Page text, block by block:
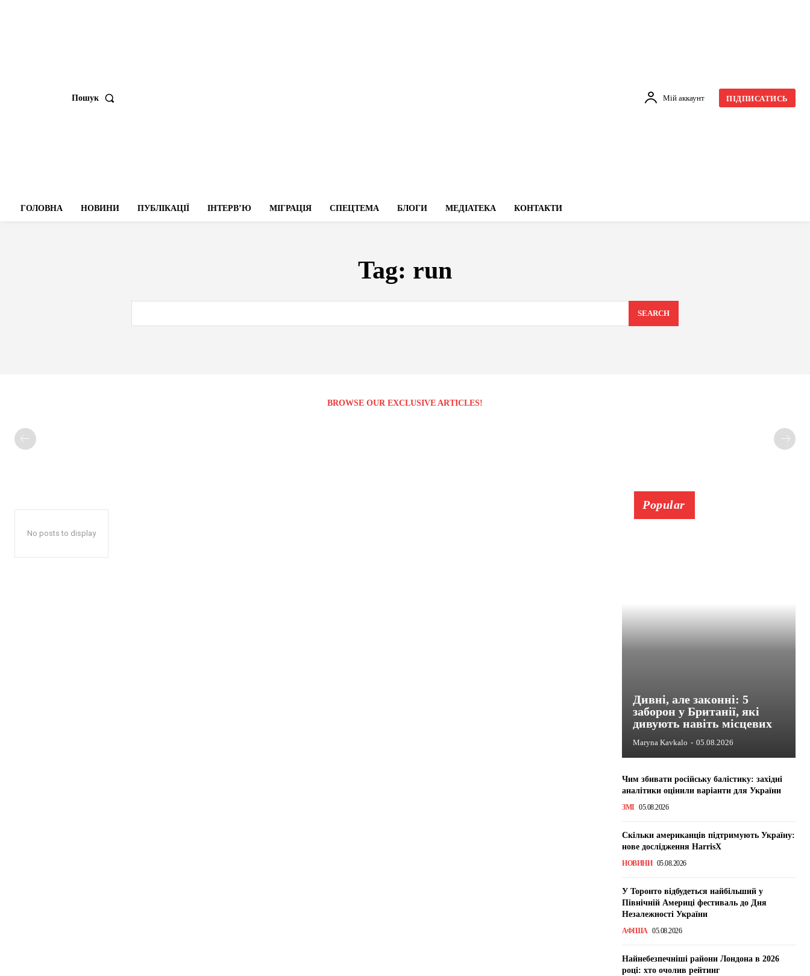
Пошук Мій аккаунт ПІДПИСАТИСЬ
ГОЛОВНА НОВИНИ ПУБЛІКАЦІЇ ІНТЕРВʼЮ МІГРАЦІЯ СПЕЦТЕМА БЛОГИ МЕДІАТЕКА КОНТАКТИ
Tag: run
SEARCH
BROWSE OUR EXCLUSIVE ARTICLES!
No posts to display
Popular
Дивні, але законні: 5
заборон у Британії, які
дивують навіть місцевих
Maryna Kavkalo - 05.08.2026
Чим збивати російську балістику: західні
аналітики оцінили варіанти для України
ЗМІ 05.08.2026
Скільки американців підтримують Україну:
нове дослідження HarrisX
НОВИНИ 05.08.2026
У Торонто відбудеться найбільший у
Північній Америці фестиваль до Дня
Незалежності України
АФІША 05.08.2026
Найнебезпечніші райони Лондона в 2026
році: хто очолив рейтинг